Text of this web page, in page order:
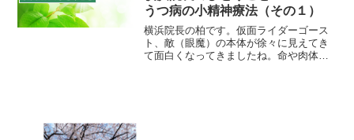
を扱うことにし...
うつ病の小精神療法（その１）
横浜院長の柏です。仮面ライダーゴース
ト、敵（眼魔）の本体が徐々に見えてき
て面白くなってきましたね。命や肉体に